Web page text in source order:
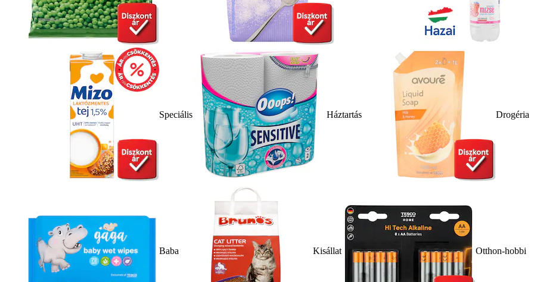
Speciális Háztartás Drogéria
Baba Kisállat Otthon-hobbi